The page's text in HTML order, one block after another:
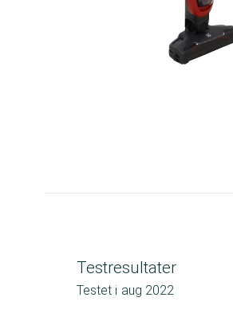
Testresultater
Testet i aug 2022